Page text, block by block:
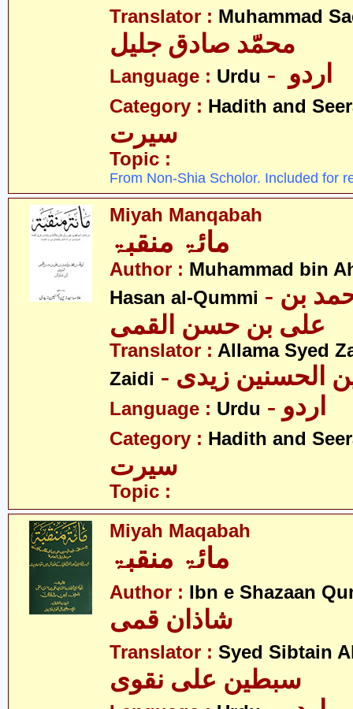
Translator : Muhammad
محمّد صادق جلیل
Language : Urdu
Category : Hadith and
سیرت
Topic :
From Non-Shia Scholor. Included for
Miyah Manqabah
مائۃ منقبۃ
Author : Muhammad bin
Hasan al-Qummi - محمد بن احمد بن
علی بن حسن القمی
Translator : Allama Syed
Zaidi
الحسنین زیدی
Language : Urdu - اردو
Category : Hadith and
سیرت
Topic :
Miyah Maqabah
مائۃ منقبۃ
Author : Ibn e Shazaan
شاذان قمی
Translator : Syed Sibtain
سبطین علی نقوی